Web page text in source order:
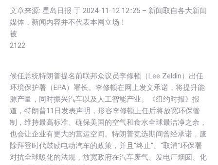
文章来源: 星岛日报 于 2024-11-12 12::25 – 新闻取自各大新闻
媒体，新闻内容并不代表本网立场！
被
2122
候任总统特朗普提名前联邦众议员李修顿（Lee Zeldin）出任
环境保护署（EPA）署长。李修顿在网上发文承诺，将提升能
源产量，同时振兴汽车以及人工智能产业。《纽约时报》报
道，特朗普11日发表声明，形容李修顿上任后将放宽环保管
制，维持最高标准、确保美国的空气和食水全球最洁净之余，
也会让企业有更大的营运空间。特朗普竞选期间曾经承诺，废
除拜登时代鼓励电动汽车的政策，并且“终止”、“取消”环保署
对抗全球暖化的法规，放宽政府在汽车废气、发电厂烟囱、化